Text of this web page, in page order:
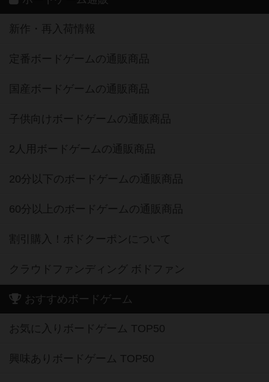
新作・再入荷情報
定番ボードゲームの通販商品
国産ボードゲームの通販商品
子供向けボードゲームの通販商品
2人用ボードゲームの通販商品
20分以下のボードゲームの通販商品
60分以上のボードゲームの通販商品
割引購入！ボドクーポンについて
クラウドファンディング ボドファン
おすすめボードゲーム
お気に入りボードゲーム TOP50
興味ありボードゲーム TOP50